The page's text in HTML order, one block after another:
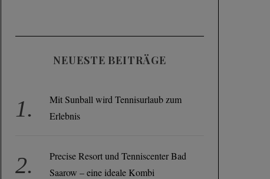
NEUESTE BEITRÄGE
Mit Sunball wird Tennisurlaub zum
Erlebnis
Precise Resort und Tenniscenter Bad
Saarow – eine ideale Kombi